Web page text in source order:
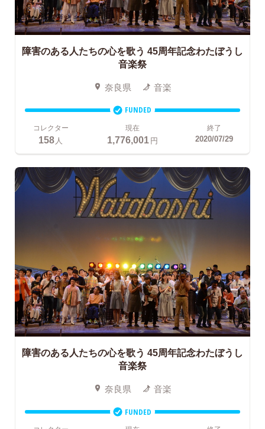
障害のある人たちの心を歌う 45周年記念わたぼうし
音楽祭
奈良県 音楽
FUNDED
コレクター
158人
現在
1,776,001円
終了
2020/07/29
障害のある人たちの心を歌う 45周年記念わたぼうし
音楽祭
奈良県 音楽
FUNDED